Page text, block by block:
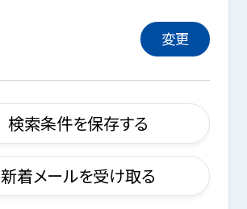
変更
検索条件を保存する
新着メールを受け取る